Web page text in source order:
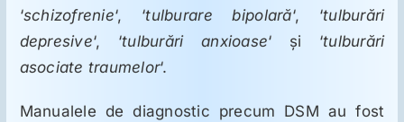
Toxicologie
‘schizofrenie‘, ‘tulburare bipolară‘, ‘tulburări
depresive‘, ‘tulburări anxioase‘ și ‘tulburări
asociate traumelor‘.
Manualele de diagnostic precum DSM au fost